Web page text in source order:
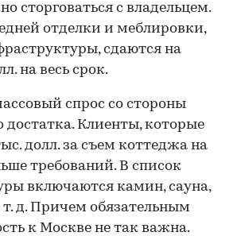
сторговаться с владельцем.
отделки и меблировки,
сдаются на
на весь срок.
спрос со стороны
достатка. Клиенты, которые
долл. за съем коттеджа на
требований. В список
включаются камин, сауна,
д. Причем обязательным
к Москве не так важна.